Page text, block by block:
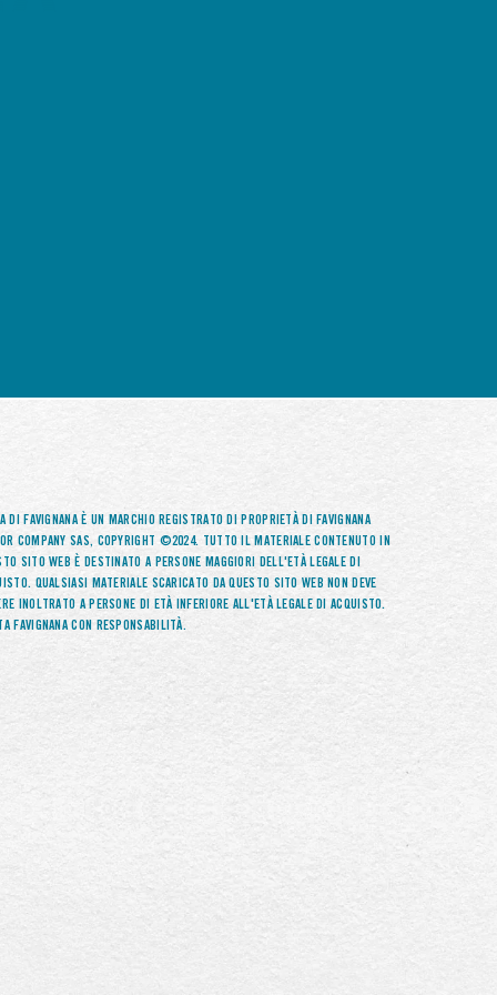
DI FAVIGNANA È UN MARCHIO REGISTRATO DI PROPRIETÀ DI FAVIGNANA
COMPANY SAS, COPYRIGHT ©2024. TUTTO IL MATERIALE CONTENUTO IN
SITO WEB È DESTINATO A PERSONE MAGGIORI DELL'ETÀ LEGALE DI
QUALSIASI MATERIALE SCARICATO DA QUESTO SITO WEB NON DEVE
INOLTRATO A PERSONE DI ETÀ INFERIORE ALL'ETÀ LEGALE DI ACQUISTO.
FAVIGNANA CON RESPONSABILITÀ.